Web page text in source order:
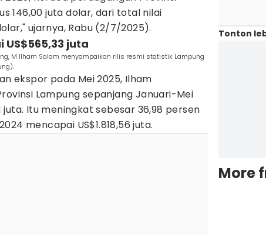
146,00 juta dolar, dari total nilai
ujarnya, Rabu (2/7/2025).
US$565,33 juta
M Ilham Salam menyampaikan rilis resmi statistik Lampung
ekspor pada Mei 2025, Ilham
Lampung sepanjang Januari-Mei
juta. Itu meningkat sebesar 36,98 persen
mencapai US$1.818,56 juta.
Tonton
More